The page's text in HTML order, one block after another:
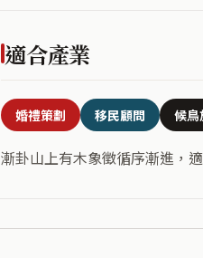
適合產業
婚禮策劃 移民顧問 候鳥
漸卦山上有木象徵循序漸進，